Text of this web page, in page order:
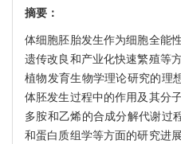
摘要：
体细胞胚胎发生作为细胞全能
遗传改良和产业化快速繁殖等
植物发育生物学理论研究的理
体胚发生过程中的作用及其分
多胺和乙烯的合成分解代谢过
和蛋白质组学等方面的研究进